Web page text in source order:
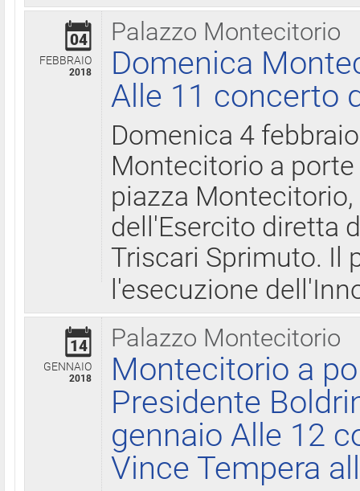
Palazzo Montecitorio
04
FEBBRAIO
2018
Domenica
Alle 11 concerto
Domenica 4
Montecitorio a
piazza
dell'Esercito diretta
Triscari Sprimuto. Il
l'esecuzione
Palazzo Montecitorio
14
GENNAIO
2018
Montecitorio a
Presidente
gennaio Alle 12
Vince Tempera